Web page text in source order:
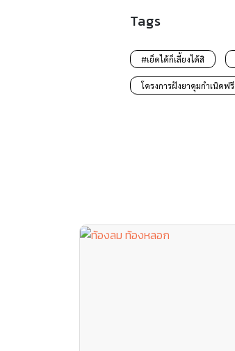
Tags
#เย็ดได้ก็เลี้ยงได้สิ
โครงการฝังยาคุมกำเนิดฟรี